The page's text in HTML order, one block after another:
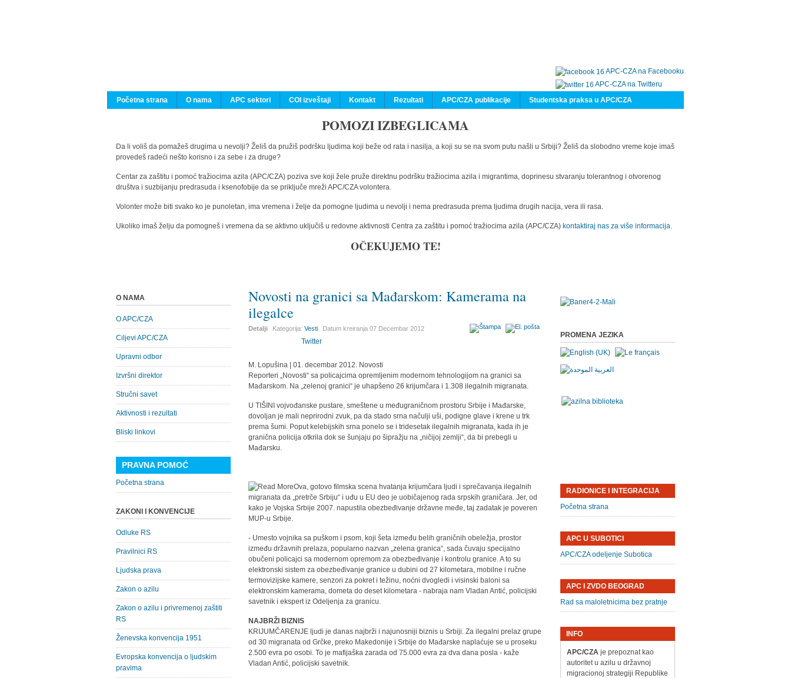
APC-CZA na Facebooku
APC-CZA na Twitteru
Početna strana
O nama APC sektori COI izveštaji Kontakt Rezultati APC/CZA publikacije Studentska praksa u APC/CZA
POMOZI IZBEGLICAMA
Da li voliš da pomažeš drugima u nevolji? Želiš da pružiš podršku ljudima koji beže od rata i nasilja, a koji su se na svom putu našli u Srbiji? Želiš da slobodno vreme koje imaš
provedeš radeći nešto korisno i za sebe i za druge?
Centar za zaštitu i pomoć tražiocima azila (APC/CZA) poziva sve koji žele pruže direktnu podršku tražiocima azila i migrantima, doprinesu stvaranju tolerantnog i otvorenog
društva i suzbijanju predrasuda i ksenofobije da se priključe mreži APC/CZA volontera.
Volonter može biti svako ko je punoletan, ima vremena i želje da pomogne ljudima u nevolji i nema predrasuda prema ljudima drugih nacija, vera ili rasa.
Ukoliko imaš želju da pomogneš i vremena da se aktivno uključiš u redovne aktivnosti Centra za zaštitu i pomoć tražiocima azila (APC/CZA) kontaktiraj nas za više informacija.
OČEKUJEMO TE!
Novosti na granici sa Mađarskom: Kamerama na
ilegalce
Detalji Kategorija:Vesti Datum kreiranja07 Decembar 2012
Twitter
M. Lopušina | 01. decembar 2012. Novosti
Reporteri „Novosti“ sa policajcima opremljenim modernom tehnologijom na granici sa
Mađarskom. Na „zelenoj granici“ je uhapšeno 26 krijumčara i 1.308 ilegalnih migranata.
U TIŠINI vojvođanske pustare, smeštene u međugraničnom prostoru Srbije i Mađarske,
dovoljan je mali neprirodni zvuk, pa da stado srna načulji uši, podigne glave i krene u trk
prema šumi. Poput kelebijskih srna ponelo se i tridesetak ilegalnih migranata, kada ih je
granična policija otkrila dok se šunjaju po šipražju na „ničijoj zemlji“, da bi prebegli u
Mađarsku.
Ova, gotovo filmska scena hvatanja krijumčara ljudi i sprečavanja ilegalnih
migranata da „pretrče Srbiju“ i uđu u EU deo je uobičajenog rada srpskih graničara. Jer, od
kako je Vojska Srbije 2007. napustila obezbeđivanje državne međe, taj zadatak je poveren
MUP-u Srbije.
- Umesto vojnika sa puškom i psom, koji šeta između belih graničnih obeležja, prostor
između državnih prelaza, popularno nazvan „zelena granica“, sada čuvaju specijalno
obučeni policajci sa modernom opremom za obezbeđivanje i kontrolu granice. A to su
elektronski sistem za obezbeđivanje granice u dubini od 27 kilometara, mobilne i ručne
termovizijske kamere, senzori za pokret i težinu, noćni dvogledi i visinski baloni sa
elektronskim kamerama, dometa do deset kilometara - nabraja nam Vladan Antić, policijski
savetnik i ekspert iz Odeljenja za granicu.
NAJBRŽI BIZNIS
KRIJUMČARENJE ljudi je danas najbrži i najunosniji biznis u Srbiji. Za ilegalni prelaz grupe
od 30 migranata od Grčke, preko Makedonije i Srbije do Mađarske naplaćuje se u proseku
2.500 evra po osobi. To je mafijaška zarada od 75.000 evra za dva dana posla - kaže
Vladan Antić, policijski savetnik.
O NAMA
O APC/CZA
Ciljevi APC/CZA
Upravni odbor
Izvršni direktor
Stručni savet
Aktivnosti i rezultati
Bliski linkovi
PRAVNA POMOĆ
Početna strana
ZAKONI I KONVENCIJE
Odluke RS
Pravilnici RS
Ljudska prava
Zakon o azilu
Zakon o azilu i privremenoj zaštiti
RS
Ženevska konvencija 1951
Evropska konvencija o ljudskim
pravima
PROMENA JEZIKA
RADIONICE I INTEGRACIJA
Početna strana
APC U SUBOTICI
APC/CZA odeljenje Subotica
APC I ZVDO BEOGRAD
Rad sa maloletnicima bez pratnje
INFO
APC/CZAje prepoznat kao
autoritet u azilu u državnoj
migracionoj strategiji Republike